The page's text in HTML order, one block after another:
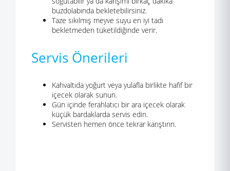
buzdolabında bekletebilirsiniz.
Taze sıkılmış meyve suyu en iyi tadı
bekletmeden tüketildiğinde verir.
Servis Önerileri
Kahvaltıda yoğurt veya yulafla birlikte hafif bir
içecek olarak sunun.
Gün içinde ferahlatıcı bir ara içecek olarak
küçük bardaklarda servis edin.
Servisten hemen önce tekrar karıştırın.